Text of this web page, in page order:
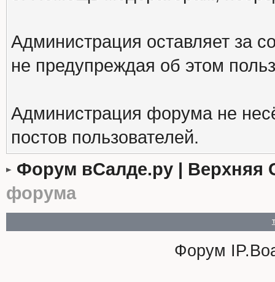
Администрация оставляет за
не предупреждая об этом
Администрация форума не
постов пользователей.
Форум вСалде.ру | Верхняя
форума
Форум